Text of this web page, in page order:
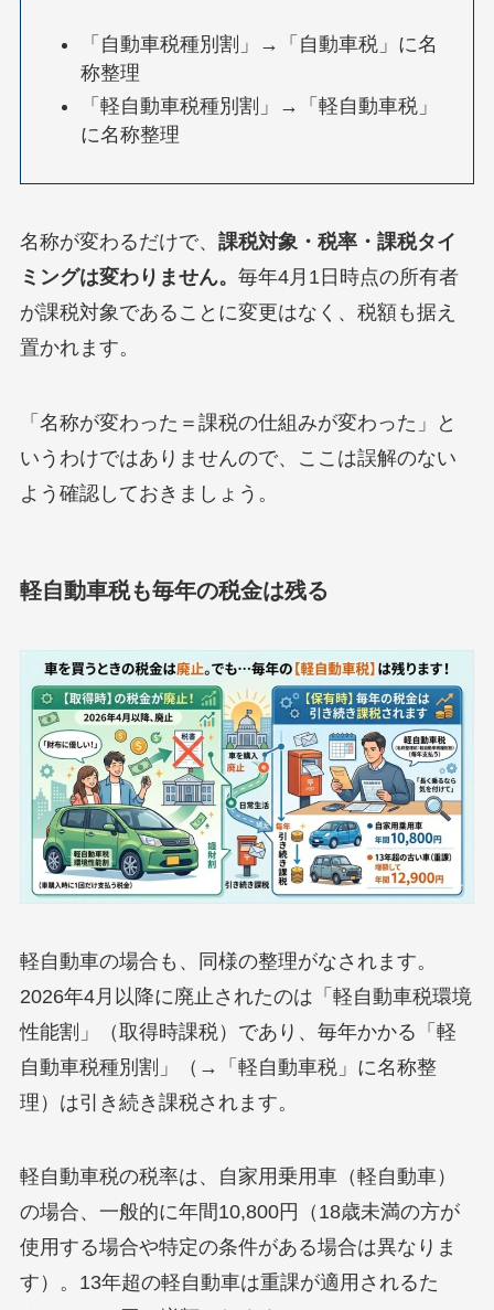
「自動車税種別割」→「自動車税」に名
称整理
「軽自動車税種別割」→「軽自動車税」
に名称整理
名称が変わるだけで、 課税対象・税率・課税タイ
ミングは変わりません。 毎年4月1日時点の所有者
が課税対象であることに変更はなく、税額も据え
置かれます。
「名称が変わった＝課税の仕組みが変わった」と
いうわけではありませんので、ここは誤解のない
よう確認しておきましょう。
軽自動車税も毎年の税金は残る
軽自動車の場合も、同様の整理がなされます。
2026年4月以降に廃止されたのは「軽自動車税環境
性能割」（取得時課税）であり、毎年かかる「軽
自動車税種別割」（→「軽自動車税」に名称整
理）は引き続き課税されます。
軽自動車税の税率は、自家用乗用車（軽自動車）
の場合、一般的に年間10,800円（18歳未満の方が
使用する場合や特定の条件がある場合は異なりま
す）。13年超の軽自動車は重課が適用されるた